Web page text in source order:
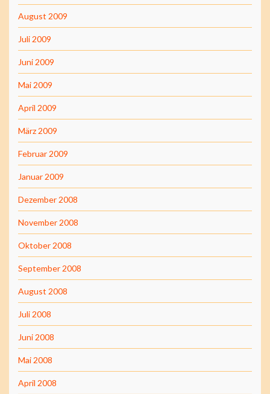
August 2009
Juli 2009
Juni 2009
Mai 2009
April 2009
März 2009
Februar 2009
Januar 2009
Dezember 2008
November 2008
Oktober 2008
September 2008
August 2008
Juli 2008
Juni 2008
Mai 2008
April 2008